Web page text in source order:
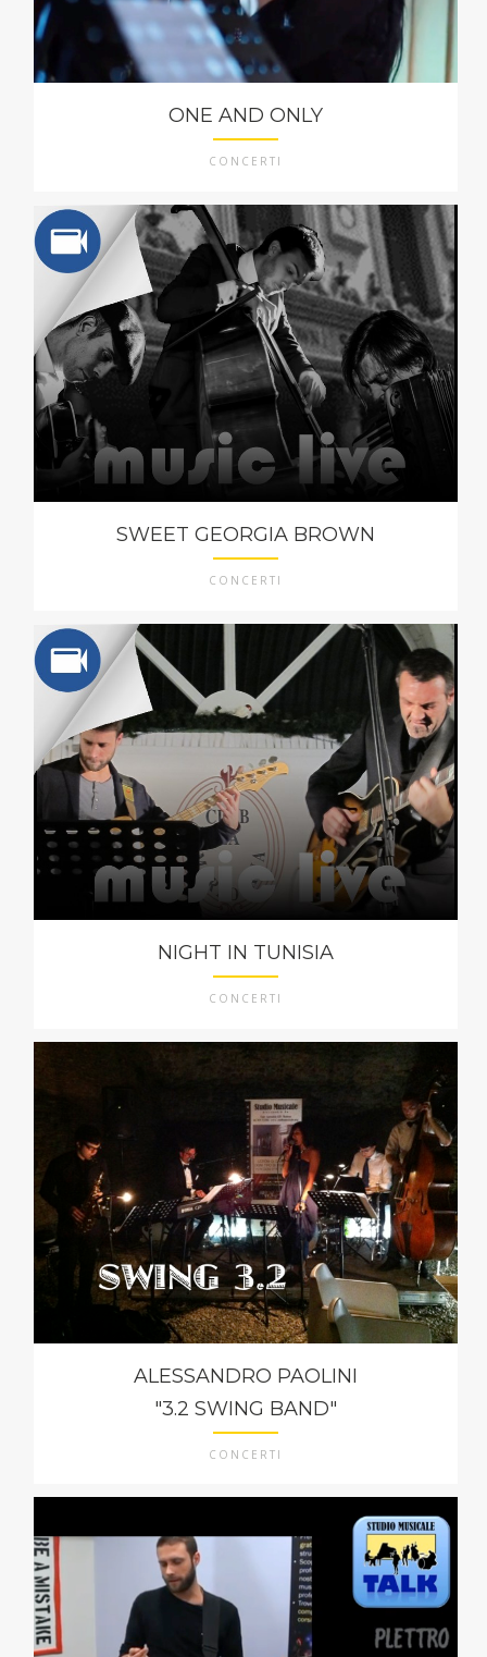
ONE AND ONLY
CONCERTI
SWEET GEORGIA BROWN
CONCERTI
NIGHT IN TUNISIA
CONCERTI
ALESSANDRO PAOLINI
"3.2 SWING BAND"
CONCERTI